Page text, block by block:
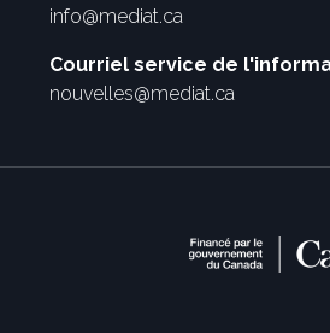
info@mediat.ca
Courriel service de
nouvelles@mediat.ca